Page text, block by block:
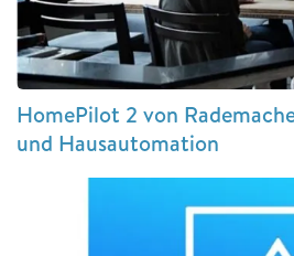
HomePilot 2 von
und Hausautomation